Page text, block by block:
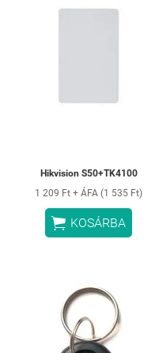
Hikvision S50+TK4100
1 209 Ft + ÁFA (1 535 Ft)
 KOSÁRBA